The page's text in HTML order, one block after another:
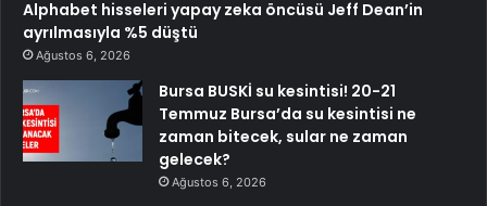
Alphabet hisseleri yapay zeka öncüsü Jeff Dean’in
ayrılmasıyla %5 düştü
Ağustos 6, 2026
Bursa BUSKİ su kesintisi! 20-21
Temmuz Bursa’da su kesintisi ne
zaman bitecek, sular ne zaman
gelecek?
Ağustos 6, 2026